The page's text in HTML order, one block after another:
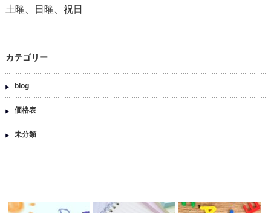
土曜、日曜、祝日
カテゴリー
blog
価格表
未分類